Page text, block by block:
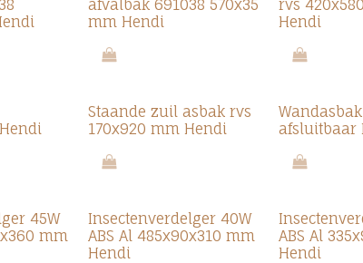
afvalbak 691038 570x35
mm Hendi
rvs
Hendi
Staande zuil asbak rvs
170x920 mm Hendi
afsluitbaar
45W
mm
Insectenverdelger 40W
ABS Al 485x90x310 mm
Hendi
ABS Al
Hendi